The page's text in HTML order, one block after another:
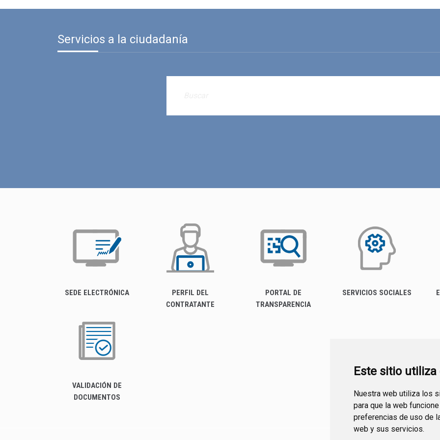
Este sitio
Nuestra web utiliza los
para que la web
preferencias de uso de
web y sus servicios.
Servicios a la ciudadanía
SEDE ELECTRÓNICA
PERFIL DEL
CONTRATANTE
PORTAL DE
TRANSPARENCIA
SERVICIOS SOCIALES
VALIDACIÓN DE
DOCUMENTOS